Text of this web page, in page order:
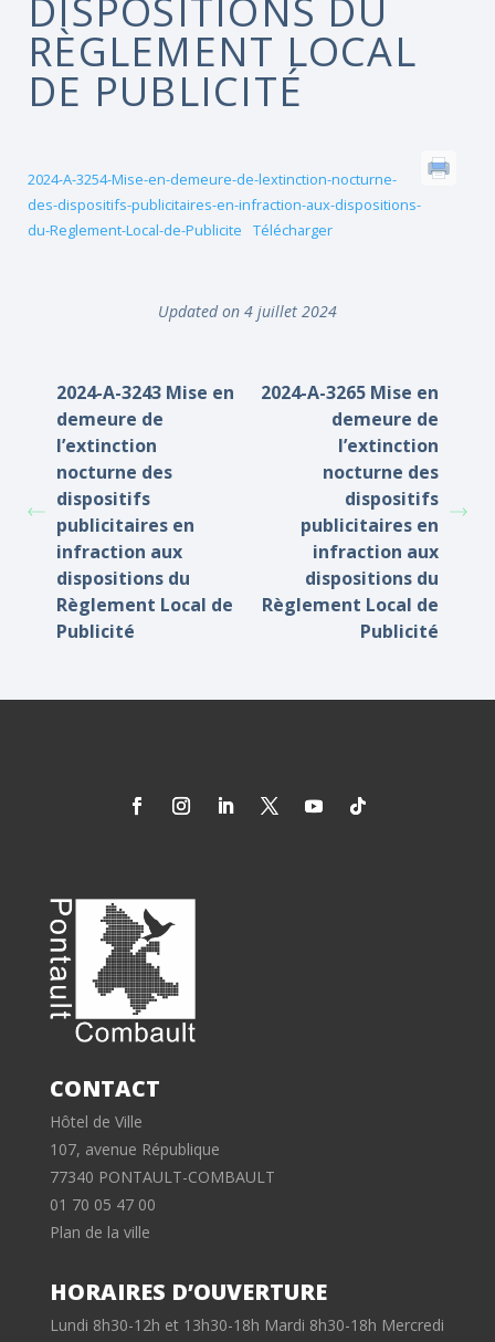
DISPOSITIONS DU
RÈGLEMENT LOCAL
DE PUBLICITÉ
2024-A-3254-Mise-en-demeure-de-lextinction-nocturne-
des-dispositifs-publicitaires-en-infraction-aux-dispositions-
du-Reglement-Local-de-Publicite
Télécharger
Updated on 4 juillet 2024
2024-A-3243 Mise en
demeure de
l’extinction
nocturne des
dispositifs
publicitaires en
infraction aux
dispositions du
Règlement Local de
Publicité
2024-A-3265 Mise en
demeure de
l’extinction
nocturne des
dispositifs
publicitaires en
infraction aux
dispositions du
Règlement Local de
Publicité
CONTACT
Hôtel de Ville
107, avenue République
77340 PONTAULT-COMBAULT
01 70 05 47 00
Plan de la ville
HORAIRES D’OUVERTURE
Lundi 8h30-12h et 13h30-18h Mardi 8h30-18h Mercredi